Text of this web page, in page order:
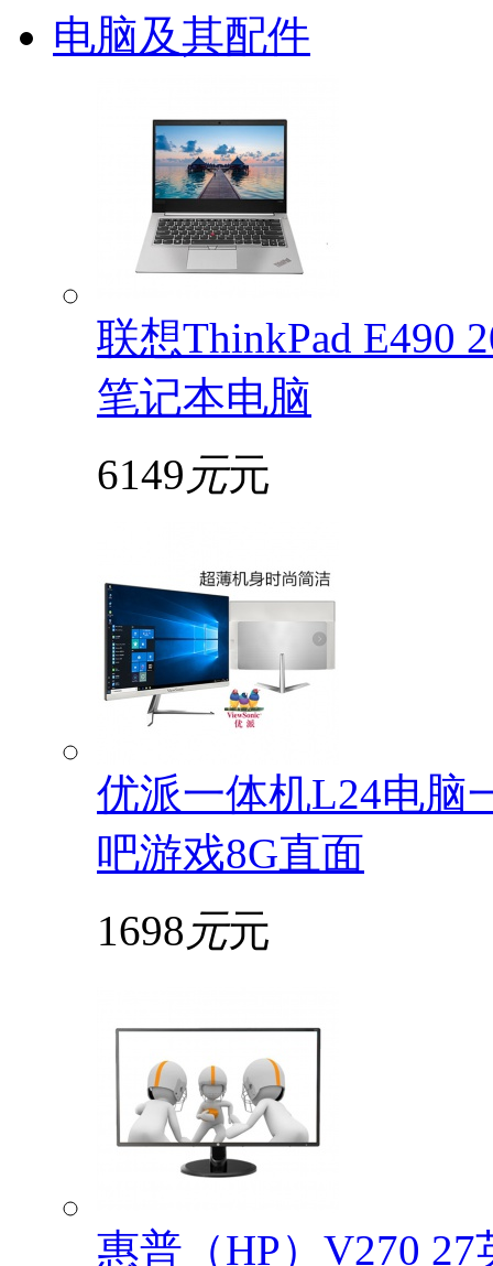
电脑及其配件
联想ThinkPad E490
笔记本电脑
6149 元元
优派一体机L24电脑
吧游戏8G直面
1698 元元
惠普（HP）V270